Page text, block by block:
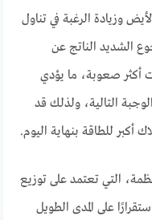
وزيادة الرغبة في تناول
الشديد الناتج عن
أكثر صعوبة، ما يؤدي
التالية، ولذلك قد
أكبر للطاقة بنهاية اليوم.
التي تعتمد على توزيع
على المدى الطويل